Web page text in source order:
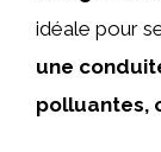
idéale pour
une
polluantes,